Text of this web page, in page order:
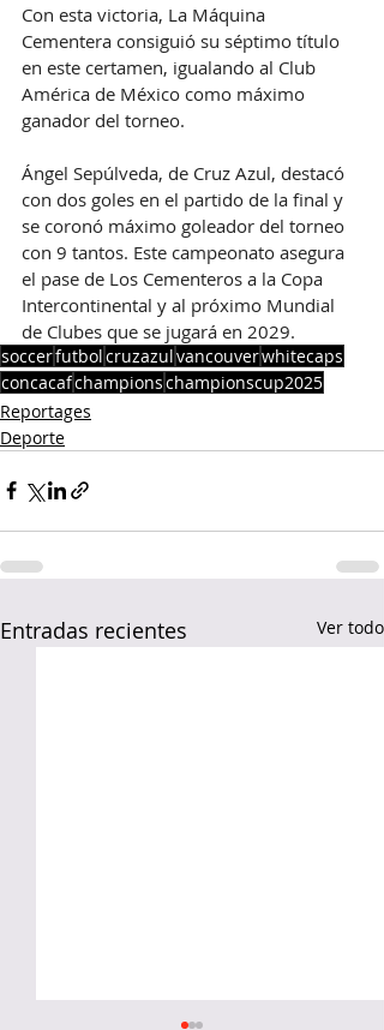
Con esta victoria, La Máquina
Cementera consiguió su séptimo título
en este certamen, igualando al Club
América de México como máximo
ganador del torneo.
Ángel Sepúlveda, de Cruz Azul, destacó
con dos goles en el partido de la final y
se coronó máximo goleador del torneo
con 9 tantos. Este campeonato asegura
el pase de Los Cementeros a la Copa
Intercontinental y al próximo Mundial
de Clubes que se jugará en 2029.
soccerfutbolcruzazulvancouverwhitecaps
concacafchampionschampionscup2025
Reportages
Deporte
Entradas recientes Ver todo